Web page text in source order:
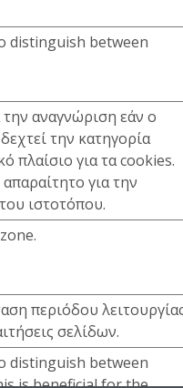
distinguish between
την αναγνώριση εάν ο
την κατηγορία
πλαίσιο για τα cookies.
για την
ιστοτόπου.
περιόδου
σελίδων.
distinguish between